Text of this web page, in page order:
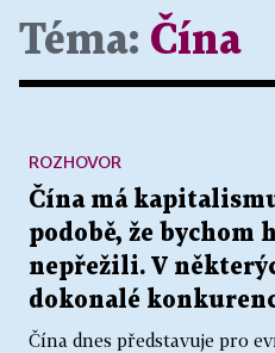
Téma: Čína
Čína má
podobě, že bychom
nepřežili. V
dokonalé
Čína dnes představuje pro
ROZHOVOR